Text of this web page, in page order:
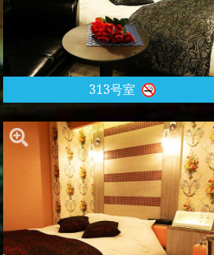
313号室